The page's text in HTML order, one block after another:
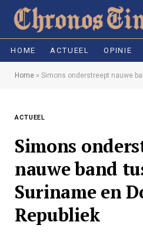
HOME ACTUEEL OPINIE
Home » Simons onderstreept nauwe band
ACTUEEL
Simons
nauwe band
Suriname en
Republiek